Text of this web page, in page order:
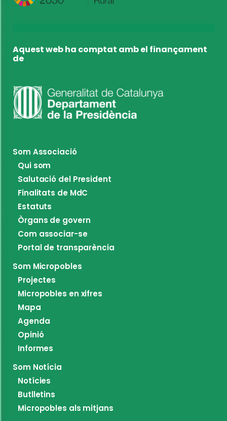
Aquest web ha comptat amb el finançament
de
Som Associació
Qui som
Salutació del President
Finalitats de MdC
Estatuts
Òrgans de govern
Com associar-se
Portal de transparència
Som Micropobles
Projectes
Micropobles en xifres
Mapa
Agenda
Opinió
Informes
Som Notícia
Notícies
Butlletins
Micropobles als mitjans